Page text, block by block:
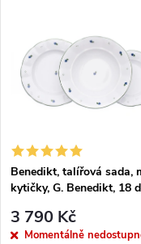
ů
ů
Benedikt, talířová sada,
kytičky, G. Benedikt, 18
3 790 Kč
Momentálně